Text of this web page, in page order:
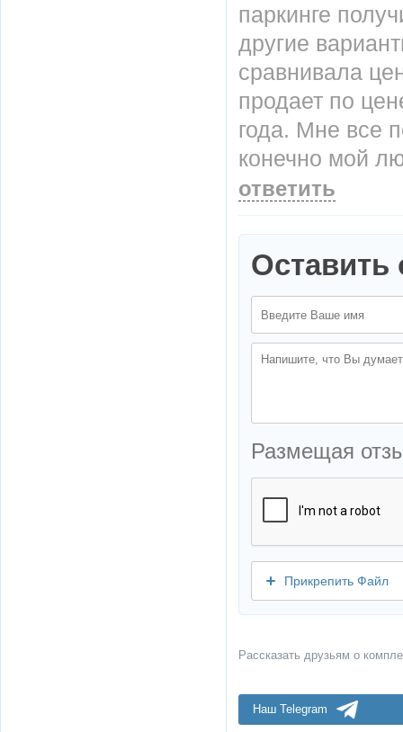
паркинге
другие
сравнивала
продает по
года. Мне все
конечно мой
ответить
Оставить
Размещая
Прикрепить Файл
Рассказать друзьям о
Наш Telegram